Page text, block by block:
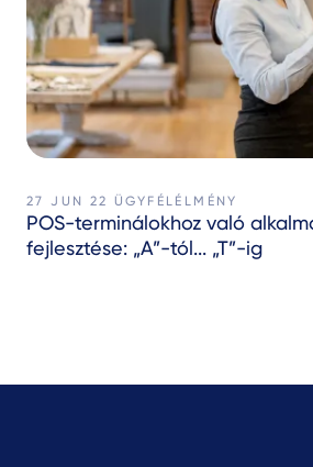
27 JUN 22 ÜGYFÉLÉLMÉNY
POS-terminálokhoz való
fejlesztése: „A”-tól... „T”-ig